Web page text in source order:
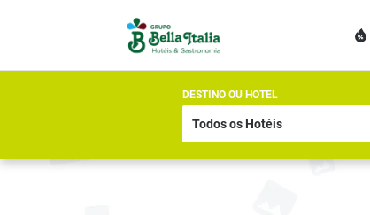
DESTINO OU HOTEL